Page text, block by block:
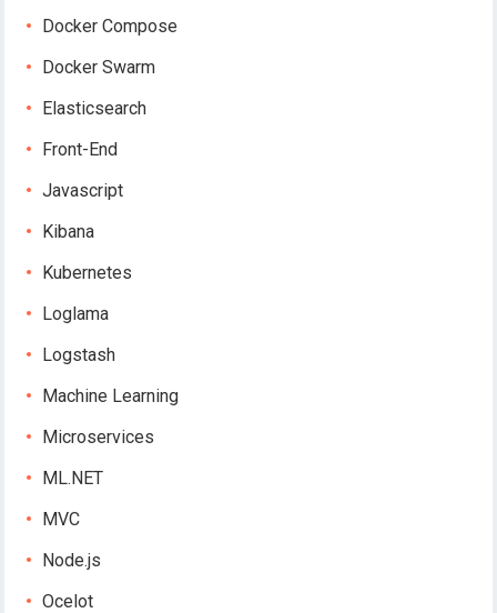
Docker Compose
Docker Swarm
Elasticsearch
Front-End
Javascript
Kibana
Kubernetes
Loglama
Logstash
Machine Learning
Microservices
ML.NET
MVC
Node.js
Ocelot